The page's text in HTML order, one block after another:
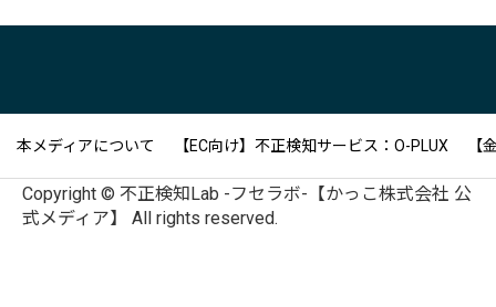
本メディアについて 【EC向け】不正検知サービス：O-PLUX 【
Copyright © 不正検知Lab -フセラボ-【かっこ株式会社 公
式メディア】 All rights reserved.